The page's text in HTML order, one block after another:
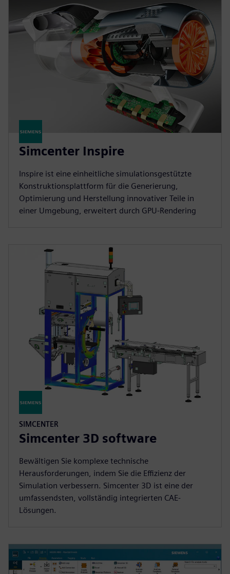
Simcenter Inspire
Inspire ist eine einheitliche simulationsgestützte
Konstruktionsplattform für die Generierung,
Optimierung und Herstellung innovativer Teile in
einer Umgebung, erweitert durch GPU-Rendering
SIMCENTER
Simcenter 3D software
Bewältigen Sie komplexe technische
Herausforderungen, indem Sie die Effizienz der
Simulation verbessern. Simcenter 3D ist eine der
umfassendsten, vollständig integrierten CAE-
Lösungen.